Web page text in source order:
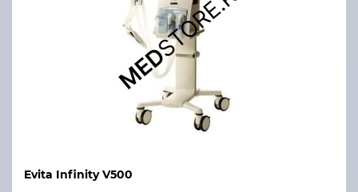
Evita Infinity V500